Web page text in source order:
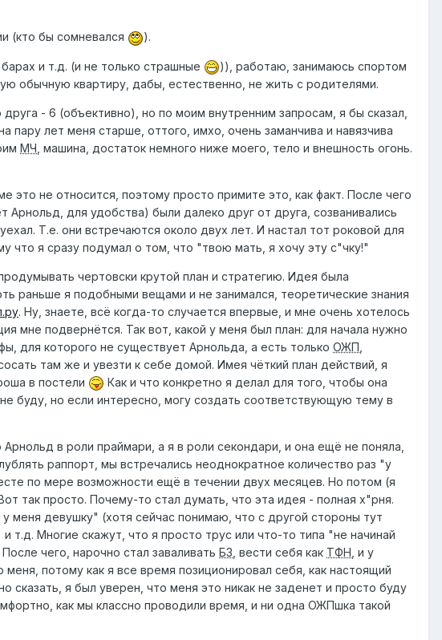
(кто бы сомневался ).
и т.д. (и не только страшные
)), работаю, занимаюсь спортом
обычную квартиру, дабы, естественно, не жить с родителями.
- 6 (объективно), но по моим внутренним запросам, я бы сказал,
пару лет меня старше, оттого, имхо, очень заманчива и навязчива
МЧ , машина, достаток немного ниже моего, тело и внешность огонь.
это не относится, поэтому просто примите это, как факт. После чего
Арнольд, для удобства) были далеко друг от друга, созванивались
Т.е. они встречаются около двух лет. И настал тот роковой для
что я сразу подумал о том, что "твою мать, я хочу эту с"чку!"
чертовски крутой план и стратегию. Идея была
раньше я подобными вещами и не занимался, теоретические знания
. Ну, знаете, всё когда-то случается впервые, и мне очень хотелось
мне подвернётся. Так вот, какой у меня был план: для начала нужно
для которого не существует Арнольда, а есть только ОЖП
там же и увезти к себе домой. Имея чёткий план действий, я
в постели
Как и что конкретно я делал для того, чтобы она
буду, но если интересно, могу создать соответствующую тему в
в роли праймари, а я в роли секондари, и она ещё не поняла,
раппорт, мы встречались неоднократное количество раз "у
по мере возможности ещё в течении двух месяцев. Но потом (я
так просто. Почему-то стал думать, что эта идея - полная х"рня.
меня девушку" (хотя сейчас понимаю, что с другой стороны тут
Многие скажут, что я просто трус или что-то типа "не начинай
чего, нарочно стал заваливать БЗ , вести себя как ТФН , и у
потому как я все время позиционировал себя, как настоящий
я был уверен, что меня это никак не заденет и просто буду
как мы классно проводили время, и ни одна ОЖПшка такой